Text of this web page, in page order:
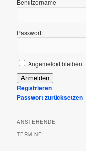
n
Benutzername:
Passwort:
Angemeldet bleiben
Anmelden
Registrieren
Passwort zurücksetzen
ANSTEHENDE
TERMINE: